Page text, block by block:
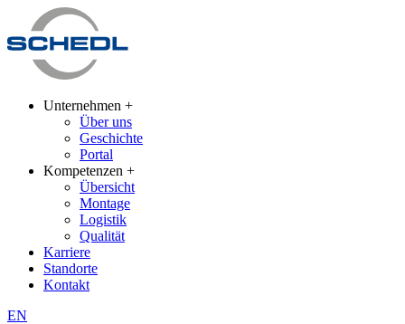
Unternehmen +
Über uns
Geschichte
Portal
Kompetenzen +
Übersicht
Montage
Logistik
Qualität
Karriere
Standorte
Kontakt
EN